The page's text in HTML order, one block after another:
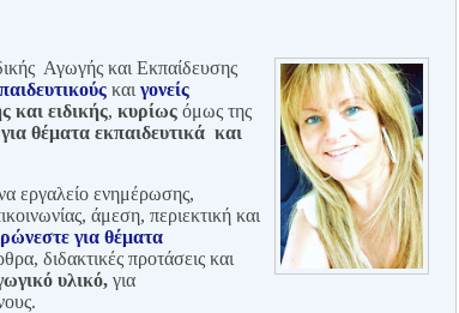
Αγωγής και Εκπαίδευσης
και γονείς
και ειδικής, κυρίωςόμως της
θέματα εκπαιδευτικά και
εργαλείο ενημέρωσης,
άμεση, περιεκτική και
για θέματα
διδακτικές προτάσεις και
υλικό, για